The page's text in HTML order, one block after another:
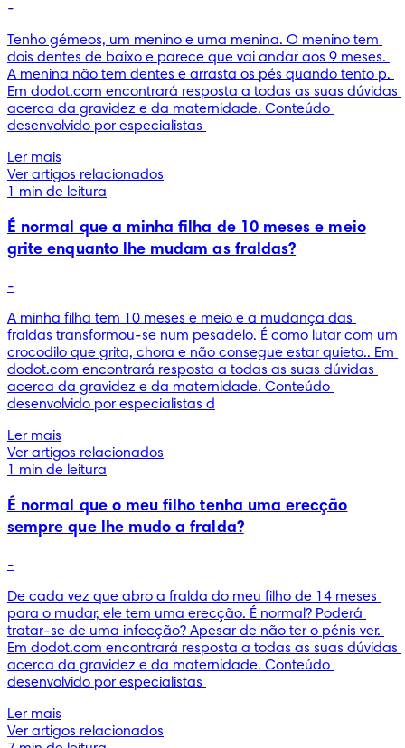
-
Tenho gémeos, um menino e uma menina. O menino tem
dois dentes de baixo e parece que vai andar aos 9 meses.
A menina não tem dentes e arrasta os pés quando tento p.
Em dodot.com encontrará resposta a todas as suas dúvidas
acerca da gravidez e da maternidade. Conteúdo
desenvolvido por especialistas
Ler mais
Ver artigos relacionados
1 min de leitura
É normal que a minha filha de 10 meses e meio
grite enquanto lhe mudam as fraldas?
-
A minha filha tem 10 meses e meio e a mudança das
fraldas transformou-se num pesadelo. É como lutar com um
crocodilo que grita, chora e não consegue estar quieto.. Em
dodot.com encontrará resposta a todas as suas dúvidas
acerca da gravidez e da maternidade. Conteúdo
desenvolvido por especialistas d
Ler mais
Ver artigos relacionados
1 min de leitura
É normal que o meu filho tenha uma erecção
sempre que lhe mudo a fralda?
-
De cada vez que abro a fralda do meu filho de 14 meses
para o mudar, ele tem uma erecção. É normal? Poderá
tratar-se de uma infecção? Apesar de não ter o pénis ver.
Em dodot.com encontrará resposta a todas as suas dúvidas
acerca da gravidez e da maternidade. Conteúdo
desenvolvido por especialistas
Ler mais
Ver artigos relacionados